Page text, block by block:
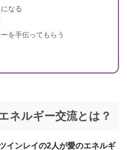
なる
を手伝ってもらう
ネルギー交流とは？
インレイの2人が愛のエネルギ